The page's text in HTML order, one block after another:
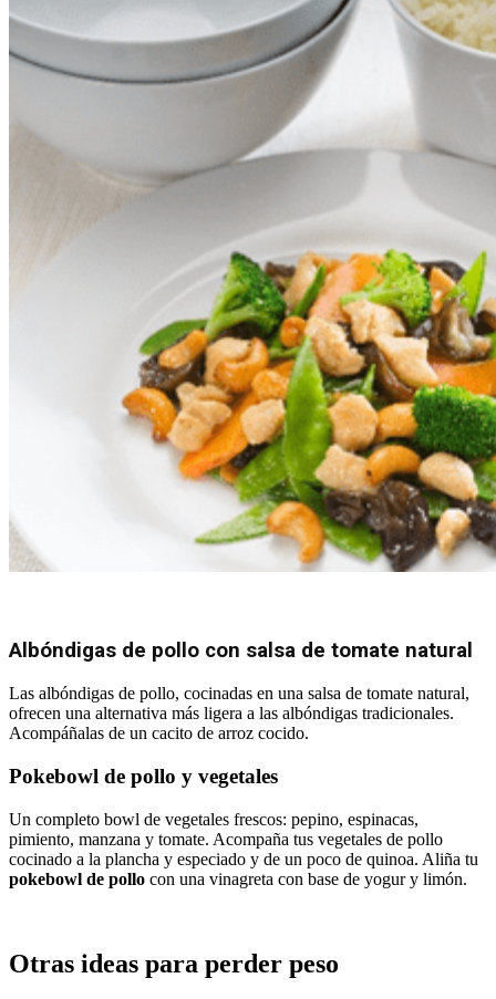
Albóndigas de pollo con salsa de tomate natural
Las albóndigas de pollo, cocinadas en una salsa de tomate natural,
ofrecen una alternativa más ligera a las albóndigas tradicionales.
Acompáñalas de un cacito de arroz cocido.
Pokebowl de pollo y vegetales
Un completo bowl de vegetales frescos: pepino, espinacas,
pimiento, manzana y tomate. Acompaña tus vegetales de pollo
cocinado a la plancha y especiado y de un poco de quinoa. Aliña tu
pokebowl de pollo con una vinagreta con base de yogur y limón.
Otras ideas para perder peso